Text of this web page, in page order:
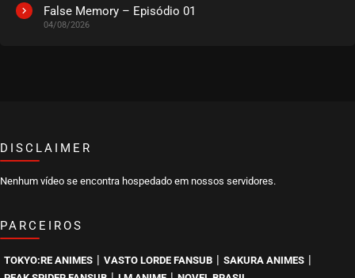
False Memory – Episódio 01
04/08/2026
DISCLAIMER
Nenhum vídeo se encontra hospedado em nossos servidores.
PARCEIROS
TOKYO:RE ANIMES VASTO LORDE FANSUB SAKURA ANIMES